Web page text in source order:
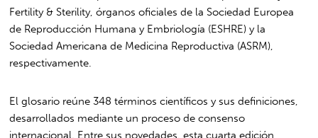
Fertility & Sterility, órganos oficiales de la Sociedad Europea
de Reproducción Humana y Embriología (ESHRE) y la
Sociedad Americana de Medicina Reproductiva (ASRM),
respectivamente.
El glosario reúne 348 términos científicos y sus definiciones,
desarrollados mediante un proceso de consenso
internacional. Entre sus novedades, esta cuarta edición